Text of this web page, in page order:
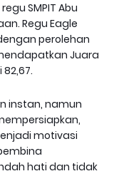
SMPIT Abu
Regu Eagle
perolehan
Juara
instan, namun
motivasi
hati dan tidak